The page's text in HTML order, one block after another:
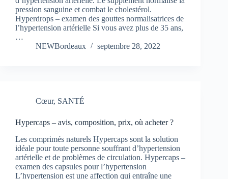
pression sanguine et combat le cholestérol.
Hyperdrops – examen des gouttes normalisatrices de
l’hypertension artérielle Si vous avez plus de 35 ans,
…
NEWBordeaux
septembre 28, 2022
Cœur, SANTÉ
Hypercaps – avis, composition, prix, où acheter ?
Les comprimés naturels Hypercaps sont la solution
idéale pour toute personne souffrant d’hypertension
artérielle et de problèmes de circulation. Hypercaps –
examen des capsules pour l’hypertension
L’hypertension est une affection qui entraîne une